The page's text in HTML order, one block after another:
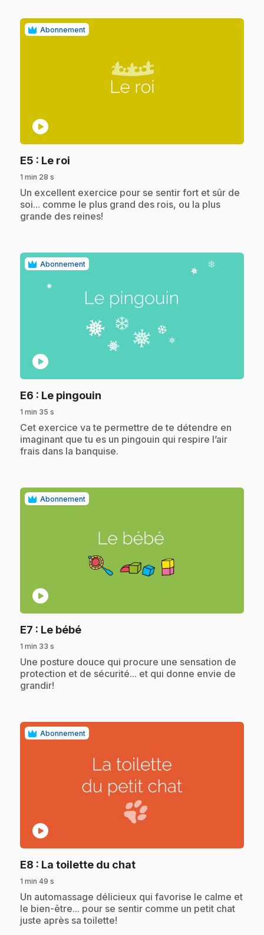
Abonnement
play_circle
E5 : Le roi
1 min 28 s
.Un excellent exercice pour se sentir fort et sûr de
soi... comme le plus grand des rois, ou la plus
grande des reines!
Abonnement
play_circle
E6 : Le pingouin
1 min 35 s
.Cet exercice va te permettre de te détendre en
imaginant que tu es un pingouin qui respire l’air
frais dans la banquise.
Abonnement
play_circle
E7 : Le bébé.
1 min 33 s
.Une posture douce qui procure une sensation de
protection et de sécurité... et qui donne envie de
grandir!
Abonnement
play_circle
E8 : La toilette du chat.
1 min 49 s
.Un automassage délicieux qui favorise le calme et
le bien-être... pour se sentir comme un petit chat
juste après sa toilette!